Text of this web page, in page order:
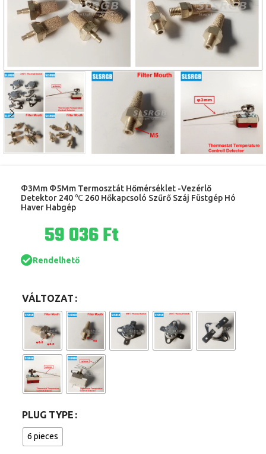
Φ3Mm Φ5Mm Termosztát Hőmérséklet -Vezérlő
Detektor 240 ℃ 260 Hőkapcsoló Szűrő Száj Füstgép Hó
Haver Habgép
Ft
Rendelhető
VÁLTOZAT
PLUG TYPE
6 pieces